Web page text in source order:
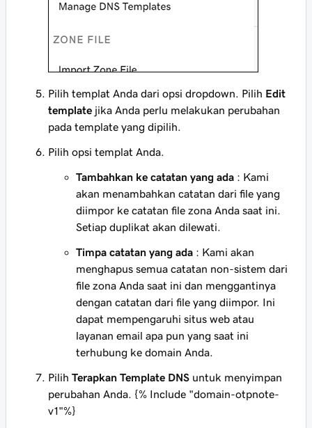
Pilih templat Anda dari opsi dropdown. Pilih Edit
template jika Anda perlu melakukan perubahan
pada template yang dipilih.
Pilih opsi templat Anda.
Tambahkan ke catatan yang ada : Kami
akan menambahkan catatan dari file yang
diimpor ke catatan file zona Anda saat ini.
Setiap duplikat akan dilewati.
Timpa catatan yang ada : Kami akan
menghapus semua catatan non-sistem dari
file zona Anda saat ini dan menggantinya
dengan catatan dari file yang diimpor. Ini
dapat mempengaruhi situs web atau
layanan email apa pun yang saat ini
terhubung ke domain Anda.
Pilih Terapkan Template DNS untuk menyimpan
perubahan Anda. {% Include "domain-otpnote-
v1"%}